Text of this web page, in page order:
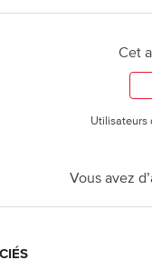
Cet
Utilisateurs
Vous avez